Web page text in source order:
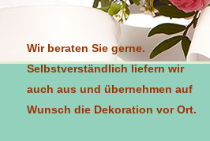
Wir beraten Sie gerne.
Selbstverständlich liefern wir
auch aus und übernehmen auf
Wunsch die Dekoration vor Ort.